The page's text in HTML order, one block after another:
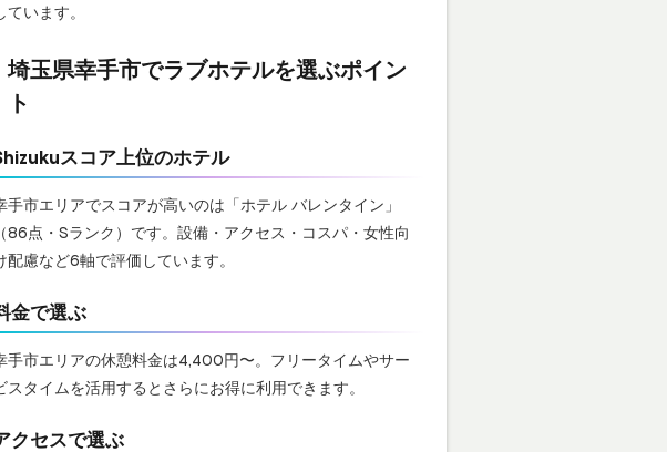
ています。
埼玉県幸手市でラブホテルを選ぶポイン
ト
スコア上位のホテル
手市エリアでスコアが高いのは「ホテル バレンタイン」
（86点・Sランク）です。設備・アクセス・コスパ・女性向
配慮など6軸で評価しています。
金で選ぶ
手市エリアの休憩料金は4,400円〜。フリータイムやサー
スタイムを活用するとさらにお得に利用できます。
クセスで選ぶ